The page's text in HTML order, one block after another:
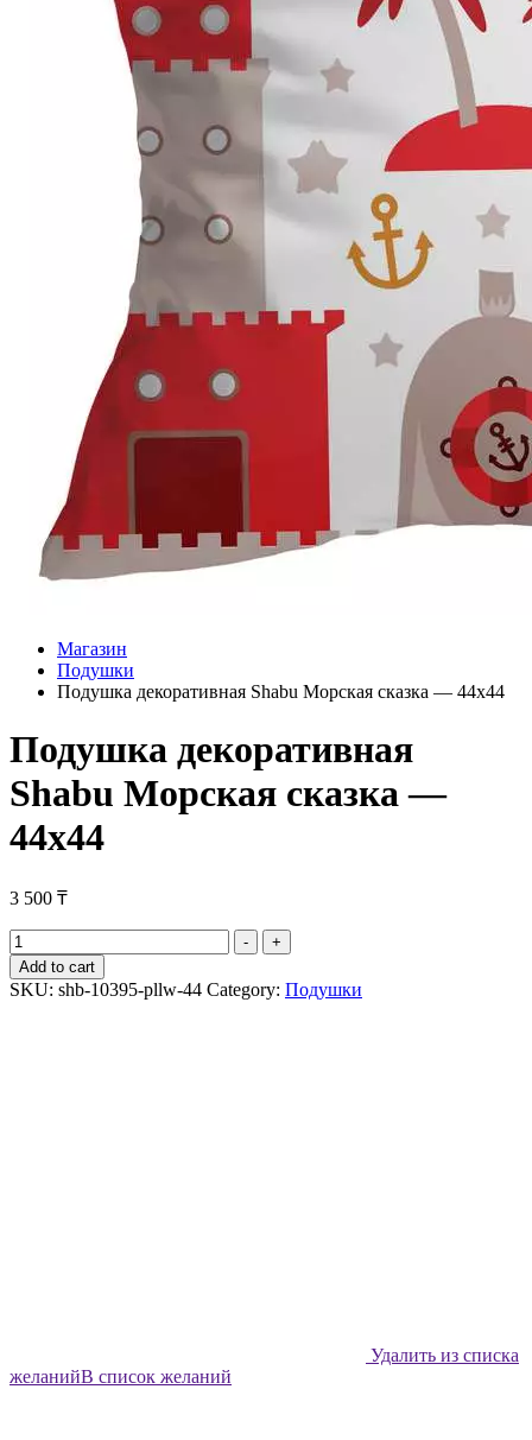
Магазин
Подушки
Подушка декоративная Shabu Морская сказка — 44х44
Подушка декоративная
Shabu Морская сказка —
44х44
3 500 ₸
Подушка
декоративная
Shabu
Морская
-
+
Add to cart
SKU: shb-10395-pllw-44 Category: Подушки
Удалить из списка
желанийВ список желаний